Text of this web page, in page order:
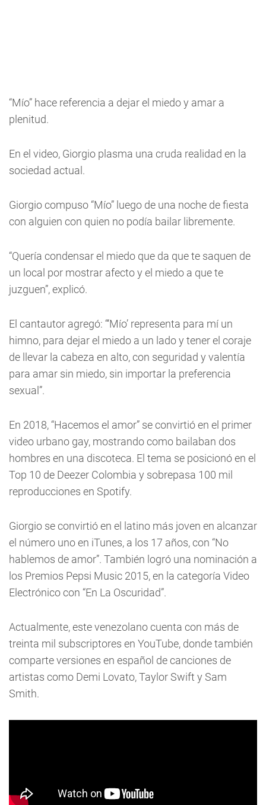
“Mío” hace referencia a dejar el miedo y amar a
plenitud.
En el video, Giorgio plasma una cruda realidad en la
sociedad actual.
Giorgio compuso “Mío” luego de una noche de fiesta
con alguien con quien no podía bailar libremente.
“Quería condensar el miedo que da que te saquen de
un local por mostrar afecto y el miedo a que te
juzguen”, explicó.
El cantautor agregó: “‘Mío’ representa para mí un
himno, para dejar el miedo a un lado y tener el coraje
de llevar la cabeza en alto, con seguridad y valentía
para amar sin miedo, sin importar la preferencia
sexual”.
En 2018, “Hacemos el amor” se convirtió en el primer
video urbano gay, mostrando como bailaban dos
hombres en una discoteca. El tema se posicionó en el
Top 10 de Deezer Colombia y sobrepasa 100 mil
reproducciones en Spotify.
Giorgio se convirtió en el latino más joven en alcanzar
el número uno en iTunes, a los 17 años, con “No
hablemos de amor”. También logró una nominación a
los Premios Pepsi Music 2015, en la categoría Video
Electrónico con “En La Oscuridad”.
Actualmente, este venezolano cuenta con más de
treinta mil subscriptores en YouTube, donde también
comparte versiones en español de canciones de
artistas como Demi Lovato, Taylor Swift y Sam
Smith.